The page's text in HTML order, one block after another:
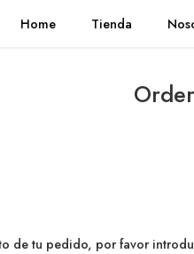
Home Tienda
de tu pedido, por favor